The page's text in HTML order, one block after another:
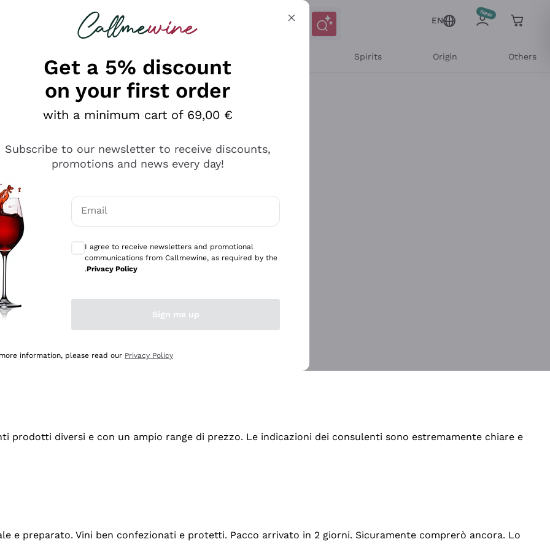
looking for
EN
Spirits Origin Others
professionalità
diversi e con un ampio range di prezzo. Le indicazioni dei consulenti sono estremamente chiare e
e preparato. Vini ben confezionati e protetti. Pacco arrivato in 2 giorni. Sicuramente comprerò ancora. Lo
Get a 5% discount
on your first order
with a minimum cart of 69,00 €
Subscribe to our newsletter to receive discounts,
promotions and news every day!
Email
I agree to receive newsletters and promotional
communications from Callmewine, as required by the
.Privacy Policy
Sign me up
information, please read our Privacy Policy